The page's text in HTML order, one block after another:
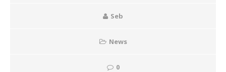
Seb
News
0